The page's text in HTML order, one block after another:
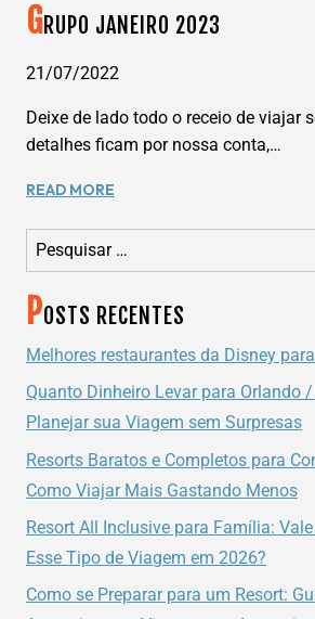
GRUPO JANEIRO 2023
21/07/2022
Deixe de lado todo o receio de viajar
detalhes ficam por nossa conta,…
READ MORE
2023
Pesquisar por:
POSTS RECENTES
Melhores restaurantes da Disney
Quanto Dinheiro Levar para Orlando
Planejar sua Viagem sem Surpresas
Resorts Baratos e Completos para
Como Viajar Mais Gastando Menos
Resort All Inclusive para Família:
Esse Tipo de Viagem em 2026?
Como se Preparar para um Resort: